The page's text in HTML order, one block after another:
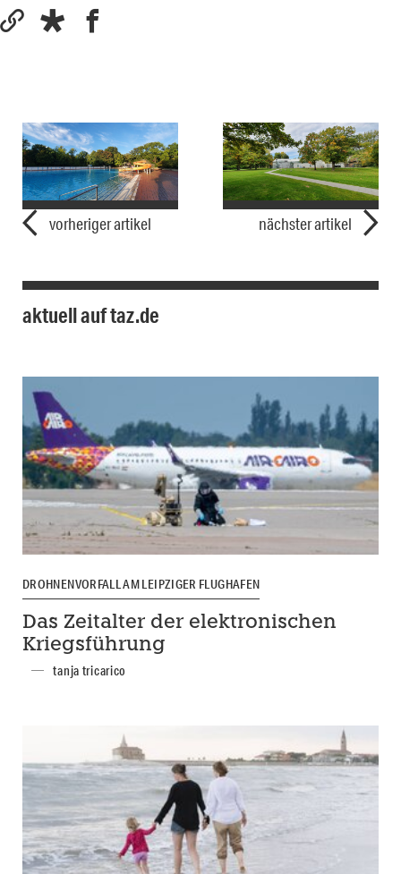
vorheriger artikel nächster artikel
aktuell auf taz.de
DROHNENVORFALL AM LEIPZIGER FLUGHAFEN
Das Zeitalter der elektronischen
Kriegsführung
tanja tricarico